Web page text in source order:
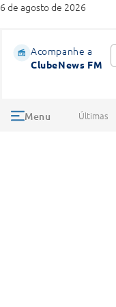
6 de agosto de 2026
Acompanhe a
ClubeNews FM
Menu Últimas